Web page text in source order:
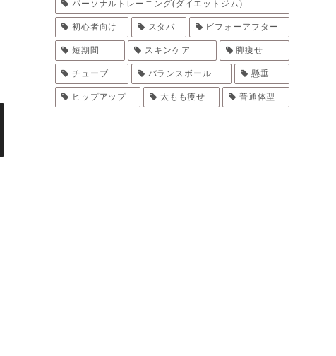
パーソナルトレーニング(ダイエットジム)
初心者向け スタバ ビフォーアフター
短期間 スキンケア 脚痩せ
チューブ バランスボール 懸垂
ヒップアップ 太もも痩せ 普通体型